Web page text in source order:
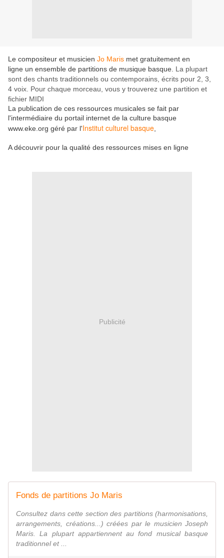
Le compositeur et musicien Jo Maris met gratuitement en
ligne un ensemble de partitions de musique basque. La plupart
sont des chants traditionnels ou contemporains, écrits pour 2, 3,
4 voix. Pour chaque morceau, vous y trouverez une partition et
fichier MIDI
La publication de ces ressources musicales se fait par
l'intermédiaire du portail internet de la culture basque
www.eke.org géré par l'Institut culturel basque
A découvrir pour la qualité des ressources mises en ligne
Publicité
Fonds de partitions Jo Maris
Consultez dans cette section des partitions (harmonisations,
arrangements, créations...) créées par le musicien Joseph
Maris. La plupart appartiennent au fond musical basque
traditionnel et ...